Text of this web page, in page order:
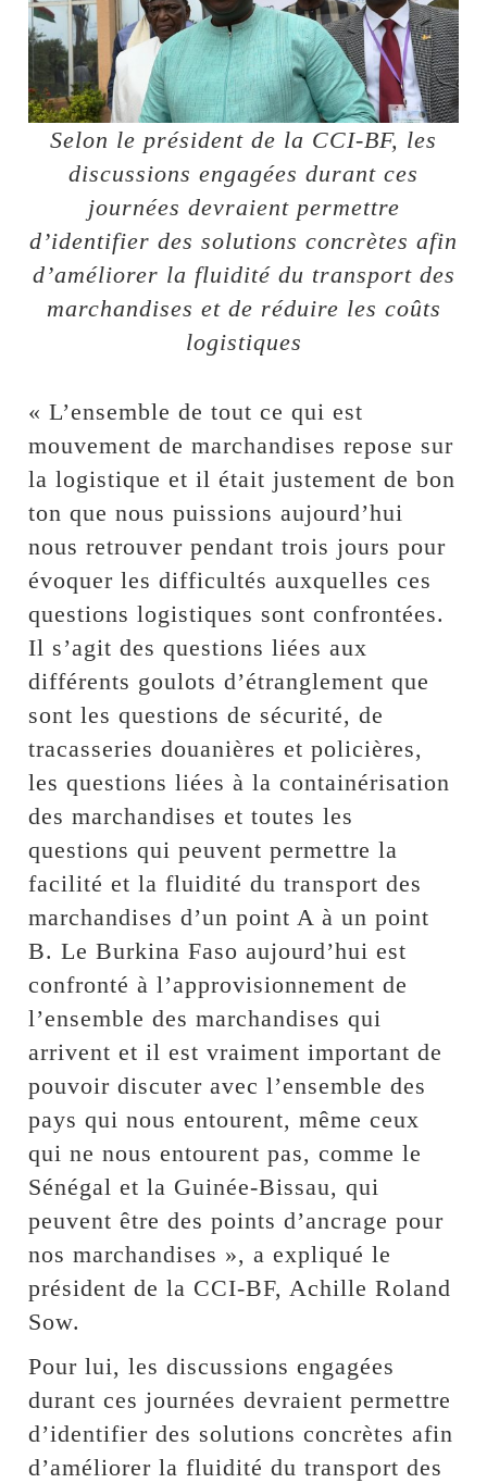
Selon le président de la CCI-BF, les
discussions engagées durant ces
journées devraient permettre
d’identifier des solutions concrètes afin
d’améliorer la fluidité du transport des
marchandises et de réduire les coûts
logistiques
« L’ensemble de tout ce qui est
mouvement de marchandises repose sur
la logistique et il était justement de bon
ton que nous puissions aujourd’hui
nous retrouver pendant trois jours pour
évoquer les difficultés auxquelles ces
questions logistiques sont confrontées.
Il s’agit des questions liées aux
différents goulots d’étranglement que
sont les questions de sécurité, de
tracasseries douanières et policières,
les questions liées à la containérisation
des marchandises et toutes les
questions qui peuvent permettre la
facilité et la fluidité du transport des
marchandises d’un point A à un point
B. Le Burkina Faso aujourd’hui est
confronté à l’approvisionnement de
l’ensemble des marchandises qui
arrivent et il est vraiment important de
pouvoir discuter avec l’ensemble des
pays qui nous entourent, même ceux
qui ne nous entourent pas, comme le
Sénégal et la Guinée-Bissau, qui
peuvent être des points d’ancrage pour
nos marchandises », a expliqué le
président de la CCI-BF, Achille Roland
Sow.
Pour lui, les discussions engagées
durant ces journées devraient permettre
d’identifier des solutions concrètes afin
d’améliorer la fluidité du transport des